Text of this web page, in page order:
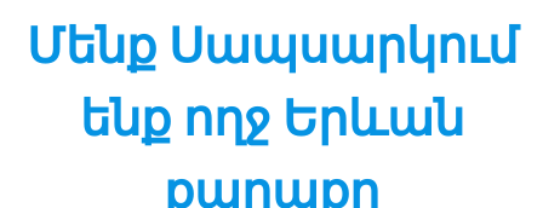
Մենք Սապսարկում
ենք ողջ Երևան
քաղաքը